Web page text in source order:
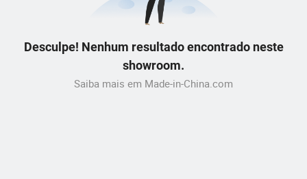
Desculpe! Nenhum resultado encontrado neste
showroom.
Saiba mais em Made-in-China.com